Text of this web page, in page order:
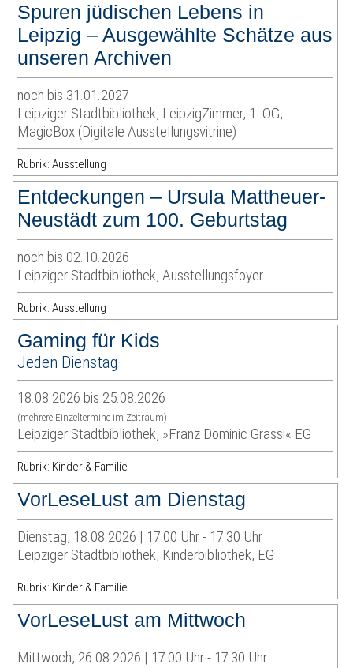
Spuren jüdischen Lebens in
Leipzig – Ausgewählte Schätze aus
unseren Archiven
noch bis 31.01.2027
Leipziger Stadtbibliothek, LeipzigZimmer, 1. OG,
MagicBox (Digitale Ausstellungsvitrine)
Rubrik: Ausstellung
Entdeckungen – Ursula Mattheuer-
Neustädt zum 100. Geburtstag
noch bis 02.10.2026
Leipziger Stadtbibliothek, Ausstellungsfoyer
Rubrik: Ausstellung
Gaming für Kids
Jeden Dienstag
18.08.2026 bis 25.08.2026
(mehrere Einzeltermine im Zeitraum)
Leipziger Stadtbibliothek, »Franz Dominic Grassi« EG
Rubrik: Kinder & Familie
VorLeseLust am Dienstag
Dienstag, 18.08.2026 | 17:00 Uhr - 17:30 Uhr
Leipziger Stadtbibliothek, Kinderbibliothek, EG
Rubrik: Kinder & Familie
VorLeseLust am Mittwoch
Mittwoch, 26.08.2026 | 17:00 Uhr - 17:30 Uhr